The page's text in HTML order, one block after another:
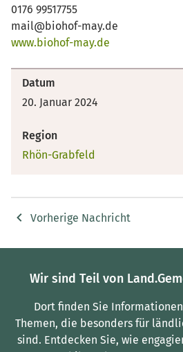
0176 99517755
mail@biohof-may.de
www.biohof-may.de
Datum
20. Januar 2024
Region
Rhön-Grabfeld
Vorherige Nachricht
Wir sind Teil von
Dort finden Sie
Themen, die besonders für
sind. Entdecken Sie, wie